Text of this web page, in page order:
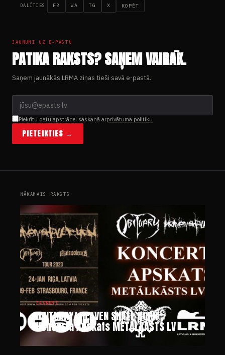
DALĪTIES FB WA TG X KOPĒT
JAUNUMI UZ E-PASTU
PATIKA RAKSTS? SAŅEM VAIRĀK.
Saņem jaunākās LRMA ziņas tieši savā e-pastā.
Piekrītu datu apstrādei saskaņā arprivātuma politiku
PIETEIKTIES →
NĀKAMAIS RAKSTS
JAUNUMI
OBITUARY/ HEAVEN SHALL BURN
Koncerta Apskats METĀLKĀSTS LV